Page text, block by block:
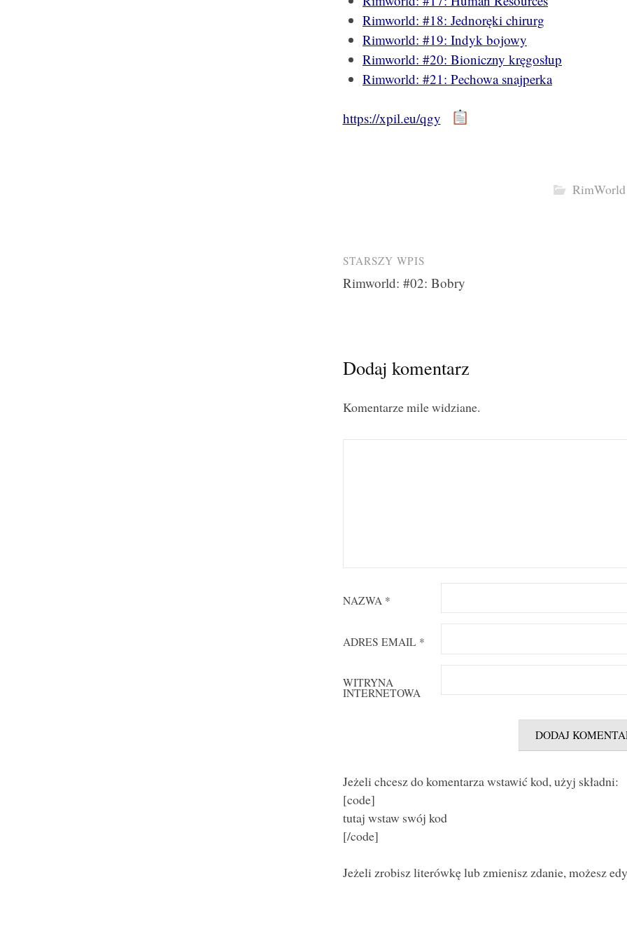
Rimworld: #18: Jednoręki chirurg
Rimworld: #19: Indyk bojowy
Rimworld: #20: Bioniczny kręgosłup
Rimworld: #21: Pechowa snajperka
https://xpil.eu/qgy
RimWorld
Post
navigation
STARSZY WPIS
Rimworld: #02: Bobry
Dodaj komentarz
Komentarze mile widziane.
NAZWA *
ADRES EMAIL *
WITRYNA
INTERNETOWA
Jeżeli chcesz do komentarza wstawić kod, użyj składni:
[code]
tutaj wstaw swój kod
[/code]
Jeżeli zrobisz literówkę lub zmienisz zdanie, możesz